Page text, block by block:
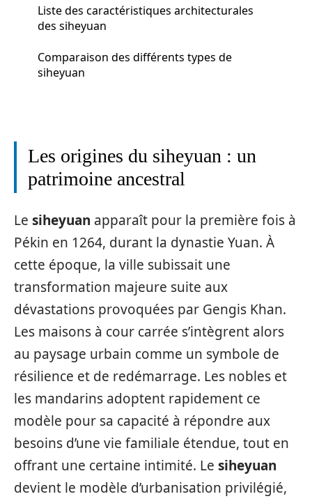
Liste des caractéristiques architecturales
des siheyuan
Comparaison des différents types de
siheyuan
Les origines du siheyuan : un
patrimoine ancestral
Le siheyuan apparaît pour la première fois à
Pékin en 1264, durant la dynastie Yuan. À
cette époque, la ville subissait une
transformation majeure suite aux
dévastations provoquées par Gengis Khan.
Les maisons à cour carrée s’intègrent alors
au paysage urbain comme un symbole de
résilience et de redémarrage. Les nobles et
les mandarins adoptent rapidement ce
modèle pour sa capacité à répondre aux
besoins d’une vie familiale étendue, tout en
offrant une certaine intimité. Le siheyuan
devient le modèle d’urbanisation privilégié,